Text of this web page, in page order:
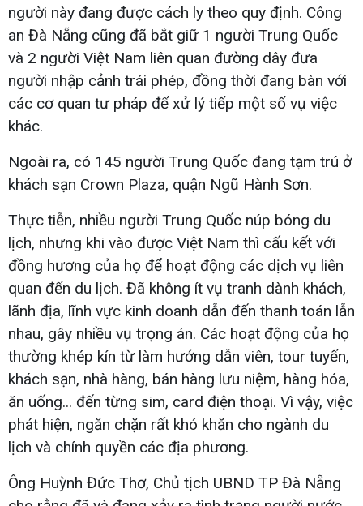
người này đang được cách ly theo quy định. Công
an Đà Nẵng cũng đã bắt giữ 1 người Trung Quốc
và 2 người Việt Nam liên quan đường dây đưa
người nhập cảnh trái phép, đồng thời đang bàn với
các cơ quan tư pháp để xử lý tiếp một số vụ việc
khác.
Ngoài ra, có 145 người Trung Quốc đang tạm trú ở
khách sạn Crown Plaza, quận Ngũ Hành Sơn.
Thực tiễn, nhiều người Trung Quốc núp bóng du
lịch, nhưng khi vào được Việt Nam thì cấu kết với
đồng hương của họ để hoạt động các dịch vụ liên
quan đến du lịch. Đã không ít vụ tranh dành khách,
lãnh địa, lĩnh vực kinh doanh dẫn đến thanh toán lẫn
nhau, gây nhiều vụ trọng án. Các hoạt động của họ
thường khép kín từ làm hướng dẫn viên, tour tuyến,
khách sạn, nhà hàng, bán hàng lưu niệm, hàng hóa,
ăn uống... đến từng sim, card điện thoại. Vì vậy, việc
phát hiện, ngăn chặn rất khó khăn cho ngành du
lịch và chính quyền các địa phương.
Ông Huỳnh Đức Thơ, Chủ tịch UBND TP Đà Nẵng